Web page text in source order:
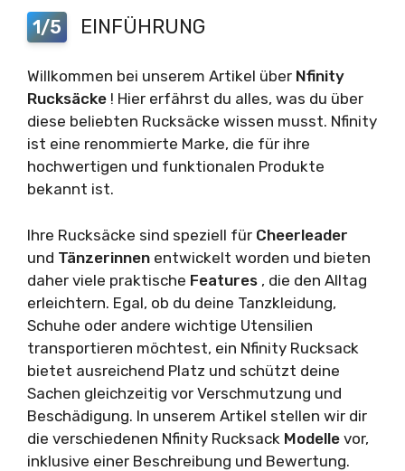
1/5 EINFÜHRUNG
Willkommen bei unserem Artikel über Nfinity
Rucksäcke ! Hier erfährst du alles, was du über
diese beliebten Rucksäcke wissen musst. Nfinity
ist eine renommierte Marke, die für ihre
hochwertigen und funktionalen Produkte
bekannt ist.
Ihre Rucksäcke sind speziell für Cheerleader
und Tänzerinnen entwickelt worden und bieten
daher viele praktische Features , die den Alltag
erleichtern. Egal, ob du deine Tanzkleidung,
Schuhe oder andere wichtige Utensilien
transportieren möchtest, ein Nfinity Rucksack
bietet ausreichend Platz und schützt deine
Sachen gleichzeitig vor Verschmutzung und
Beschädigung. In unserem Artikel stellen wir dir
die verschiedenen Nfinity Rucksack Modelle vor,
inklusive einer Beschreibung und Bewertung.